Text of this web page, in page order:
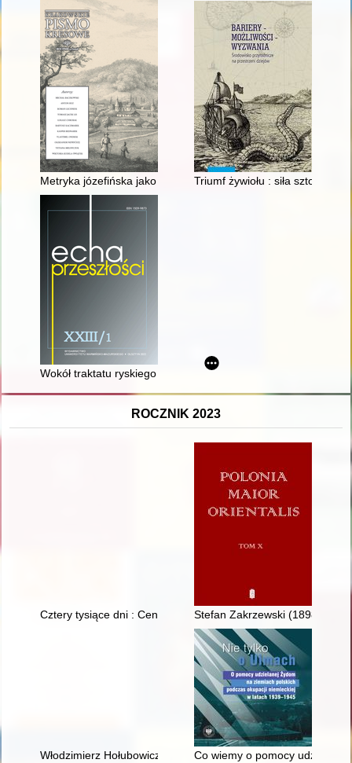
Metryka józefińska jako źródło do dziejów wojskowości ze
Triumf żywiołu : siła sztormów
Wokół traktatu ryskiego : kilka refleksji Michała Kryspina
ROCZNIK 2023
Cztery tysiące dni : Centrum Kultury Chrześcijańskiej w
Stefan Zakrzewski (1898-
Włodzimierz Hołubowicz (1908-1962) : archeolog, pracownik
Co wiemy o pomocy